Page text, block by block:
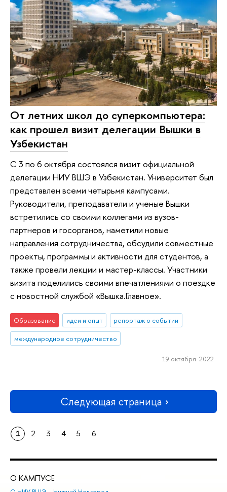
От летних школ до суперкомпьютера:
как прошел визит делегации Вышки в
Узбекистан
С 3 по 6 октября состоялся визит официальной
делегации НИУ ВШЭ в Узбекистан. Университет был
представлен всеми четырьмя кампусами.
Руководители, преподаватели и ученые Вышки
встретились со своими коллегами из вузов-
партнеров и госорганов, наметили новые
направления сотрудничества, обсудили совместные
проекты, программы и активности для студентов, а
также провели лекции и мастер-классы. Участники
визита поделились своими впечатлениями о поездке
с новостной службой «Вышка.Главное».
Образование идеи и опыт
репортаж о событии
международное сотрудничество
19 октября 2022
Следующая страница
1 2 3 4 5 6
О КАМПУСЕ